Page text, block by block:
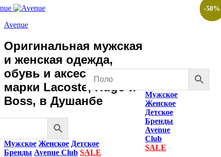
Avenue
Оригинальная мужская
и женская одежда,
обувь и аксессуары
марки Lacoste, Hugo и
Boss, в Душанбе
Мужское Женское Детское
Бренды Avenue Club SALE
Мужское
Женское
Детское
Бренды
Avenue
Club
SALE
-50%
-50%
-50%
-50%
-50%
-50%
-50%
-50%
-50%
-50%